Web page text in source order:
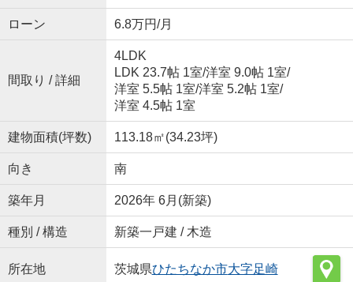
ローン 6.8万円/月
間取り / 詳細
4LDK
LDK 23.7帖 1室/洋室 9.0帖 1室/
洋室 5.5帖 1室/洋室 5.2帖 1室/
洋室 4.5帖 1室
建物面積(坪数) 113.18㎡(34.23坪)
向き 南
築年月 2026年 6月(新築)
種別 / 構造 新築一戸建 / 木造
所在地 茨城県ひたちなか市大字足崎